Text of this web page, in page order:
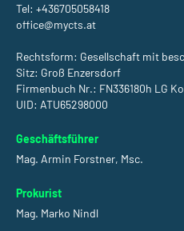
Tel: +436705058418
office@mycts.at
Rechtsform: Gesellschaft mit
Sitz: Groß Enzersdorf
Firmenbuch Nr.: FN336180h LG
UID: ATU65298000
Geschäftsführer
Mag. Armin Forstner, Msc.
Prokurist
Mag. Marko Nindl